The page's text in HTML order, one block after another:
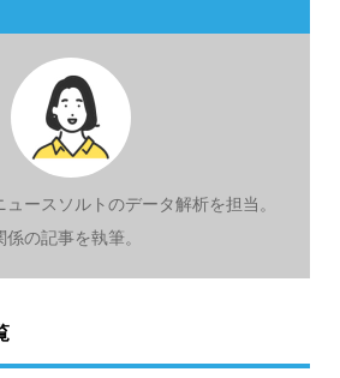
ースソルトのデータ解析を担当。
の記事を執筆。